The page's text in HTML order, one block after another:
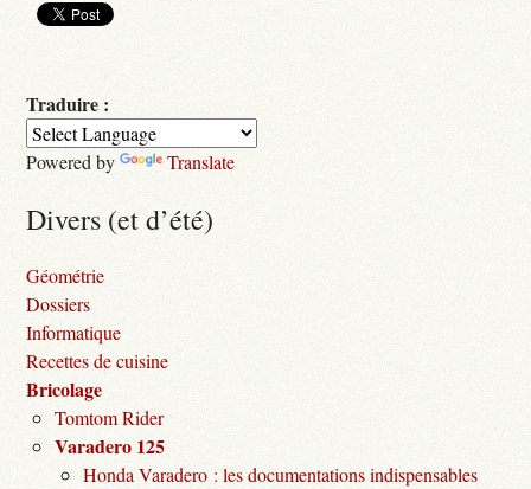
Traduire :
Powered by Translate
Divers (et d’été)
Géométrie
Dossiers
Informatique
Recettes de cuisine
Bricolage
Tomtom Rider
Varadero 125
Honda Varadero : les documentations indispensables